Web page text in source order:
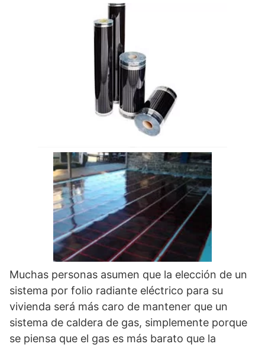
Muchas personas asumen que la elección de un
sistema por folio radiante eléctrico para su
vivienda será más caro de mantener que un
sistema de caldera de gas, simplemente porque
se piensa que el gas es más barato que la